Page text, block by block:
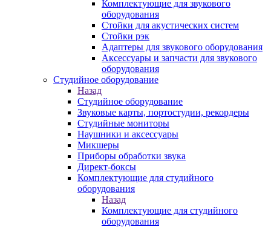
Комплектующие для звукового
оборудования
Стойки для акустических систем
Стойки рэк
Адаптеры для звукового оборудования
Аксессуары и запчасти для звукового
оборудования
Студийное оборудование
Назад
Студийное оборудование
Звуковые карты, портостудии, рекордеры
Студийные мониторы
Наушники и аксессуары
Микшеры
Приборы обработки звука
Директ-боксы
Комплектующие для студийного
оборудования
Назад
Комплектующие для студийного
оборудования